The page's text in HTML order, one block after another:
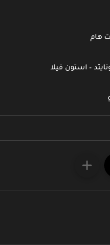
– استون فيلا